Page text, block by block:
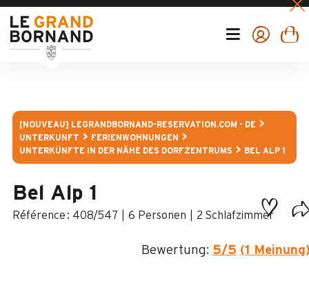
[NOUVEAU] LEGRANDBORNAND-RESERVATION.COM - DE
UNTERKUNFT
FERIENWOHNUNGEN
UNTERKÜNFTE IN DER NÄHE DES DORFZENTRUMS
BEL ALP 1
Bel Alp 1
: 408/547 6 Personen 2 Schlafzimmer
Bewertung: 5/5 (1